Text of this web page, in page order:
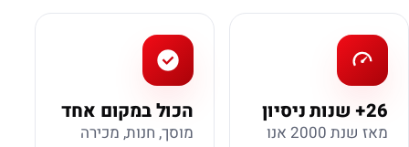
26+ שנות ניסיון
מאז שנת 2000 אנו
הכול במקום אחד
מוסך, חנות, מכירה